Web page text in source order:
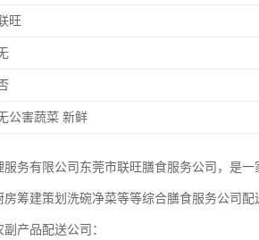
旺
公害蔬菜 新鲜
服务有限公司东莞市联旺膳食服务公司，是
筹建策划洗碗净菜等等综合膳食服务公司配
产品配送公司：